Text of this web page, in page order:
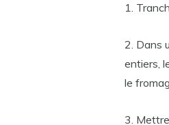
1.
2. Dans
entiers,
le
3.